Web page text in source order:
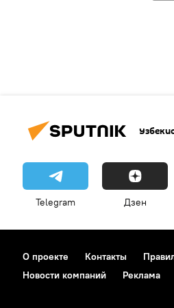
Telegram Дзен
О проекте Контакты
Новости компаний
Реклама